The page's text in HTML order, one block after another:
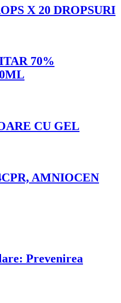
X 20 DROPSURI
70%
CU GEL
AMNIOCEN
Prevenirea